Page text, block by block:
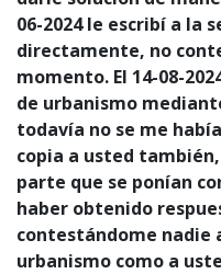
06-2024 le escribí a la
directamente, no
momento. El 14-08-
de urbanismo
todavía no se me
copia a usted
parte que se ponían
haber obtenido
contestándome nadie
urbanismo como a